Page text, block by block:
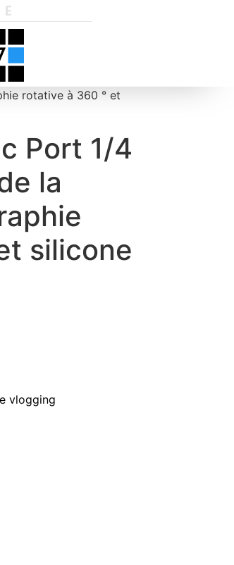
rotative à 360 ° et
Port 1/4
la
silicone
vlogging